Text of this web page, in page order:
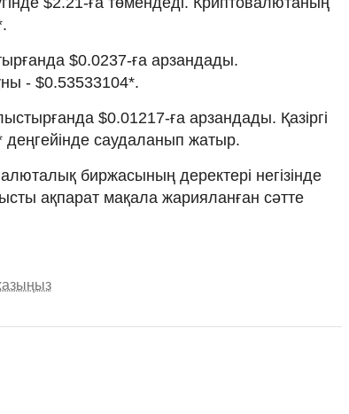
$0.0237-ға арзандады.
- $0.53533104*.
$0.01217-ға арзандады. Қазіргі
деңгейінде саудаланып жатыр.
биржасының деректері негізінде
ақпарат мақала жарияланған сәтте